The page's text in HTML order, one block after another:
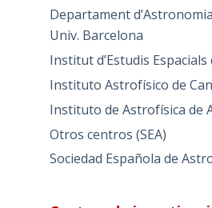
Departament
Univ. Barcelona
Institut d’Estudis
Instituto Astrofísico de
Instituto de Astrofísica de
Otros centros (SEA)
Sociedad Española de